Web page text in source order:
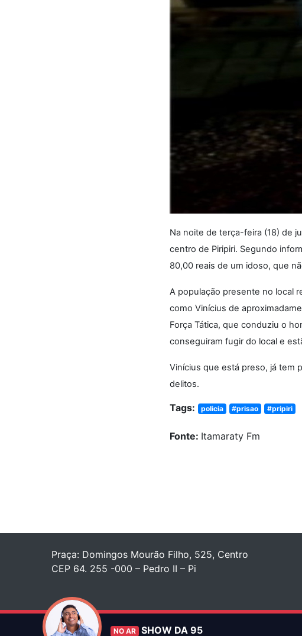
Na noite de terça-feira (18) de
centro de Piripiri. Segundo
80,00 reais de um idoso, que
A população presente no local
como Vinícius de
Força Tática, que conduziu o
conseguiram fugir do local e
Vinícius que está preso, já tem
delitos.
Tags: policia #prisao #pripiri
Fonte: Itamaraty Fm
NO AR SHOW DA 95
Praça: Domingos Mourão Filho, 525, Centro
CEP 64. 255 -000 – Pedro II – Pi